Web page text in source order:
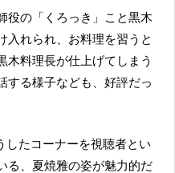
入れられ、お料理を習うと
木料理長が仕上げてしまう
する様子なども、好評だっ
る、夏焼雅の姿が魅力的だ